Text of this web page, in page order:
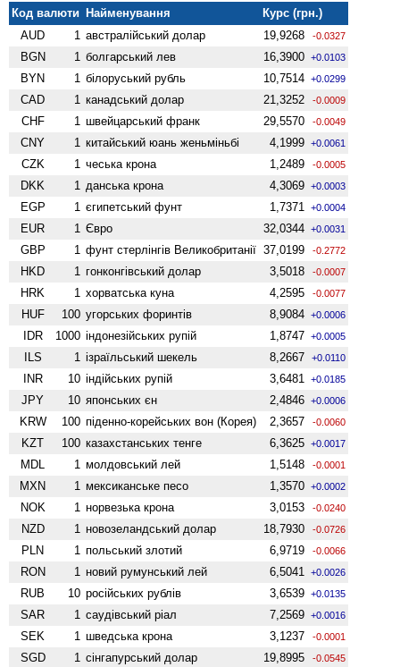
Код валюти Найменування
Курс (грн.)
AUD
1 австралійський долар 19,9268 -0.0327
BGN 1 болгарський лев 16,3900 +0.0103
BYN 1 білоруський рубль 10,7514 +0.0299
CAD 1 канадський долар 21,3252 -0.0009
CHF 1 швейцарський франк 29,5570 -0.0049
CNY 1 китайський юань женьмiньбi 4,1999 +0.0061
CZK 1 чеська крона 1,2489 -0.0005
DKK 1 данська крона 4,3069 +0.0003
EGP 1 єгипетський фунт 1,7371 +0.0004
EUR 1 Євро 32,0344 +0.0031
GBP 1 фунт стерлінгів Велико­британії 37,0199 -0.2772
HKD 1 гонконгівський долар 3,5018 -0.0007
HRK 1 хорватська куна 4,2595 -0.0077
HUF 100 угорських форинтів 8,9084 +0.0006
IDR 1000 індонезійських рупій 1,8747 +0.0005
ILS 1 ізраїльський шекель 8,2667 +0.0110
INR 10 індійських рупій 3,6481 +0.0185
JPY 10 японських єн 2,4846 +0.0006
KRW 100 піденно-корейських вон (Корея) 2,3657 -0.0060
KZT 100 казахстанських тенге 6,3625 +0.0017
MDL 1 молдовський лей 1,5148 -0.0001
MXN 1 мексиканське песо 1,3570 +0.0002
NOK 1 норвезька крона 3,0153 -0.0240
NZD 1 ново­зеландський долар 18,7930 -0.0726
PLN 1 польський злотий 6,9719 -0.0066
RON 1 новий румунський лей 6,5041 +0.0026
RUB 10 російських рублів 3,6539 +0.0135
SAR 1 саудівський ріал 7,2569 +0.0016
SEK 1 шведська крона 3,1237 -0.0001
SGD 1 сінгапурський долар 19,8995 -0.0545